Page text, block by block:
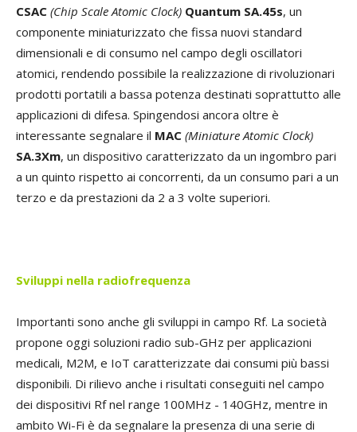
CSAC (Chip Scale Atomic Clock) Quantum SA.45s, un
componente miniaturizzato che fissa nuovi standard
dimensionali e di consumo nel campo degli oscillatori
atomici, rendendo possibile la realizzazione di rivoluzionari
prodotti portatili a bassa potenza destinati soprattutto alle
applicazioni di difesa. Spingendosi ancora oltre è
interessante segnalare il MAC (Miniature Atomic Clock)
SA.3Xm, un dispositivo caratterizzato da un ingombro pari
a un quinto rispetto ai concorrenti, da un consumo pari a un
terzo e da prestazioni da 2 a 3 volte superiori.
Sviluppi nella radiofrequenza
Importanti sono anche gli sviluppi in campo Rf. La società
propone oggi soluzioni radio sub-GHz per applicazioni
medicali, M2M, e IoT caratterizzate dai consumi più bassi
disponibili. Di rilievo anche i risultati conseguiti nel campo
dei dispositivi Rf nel range 100MHz - 140GHz, mentre in
ambito Wi-Fi è da segnalare la presenza di una serie di